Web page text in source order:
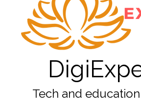
Tech and